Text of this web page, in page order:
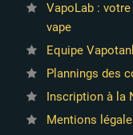
VapoLab :
vape
Equipe
Plannings des
Inscription à la
Mentions